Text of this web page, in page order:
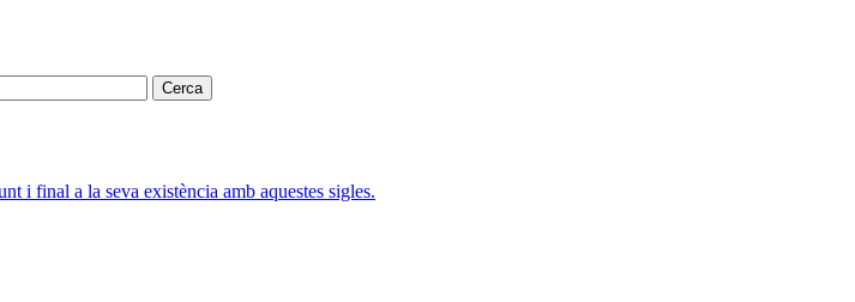
i final a la seva existència amb aquestes sigles.